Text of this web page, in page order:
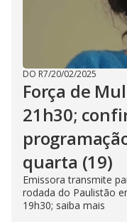
DO R7/20/02/2025
Força de
21h30;
quarta (19)
Emissora transmite
rodada do Paulistão
19h30; saiba mais